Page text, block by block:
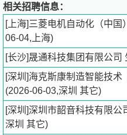
职业发展：参加2023应届
动化，您的发展对我们至关
若能实现追求的目标，就会
挑战更高水平的新任务。如
展工作范围，有助于对社会
习资源平台、成长通道，使
您的起点在哪里，我们都愿
专家、团队领袖。助您不断
报。
相关招聘信息：
[上海]三菱电机自动化（中
06-04,上海)
[长沙]晟通科技集团有限公
[深圳]海克斯康制造智能技术
(2026-06-03,深圳 其它)
[深圳]深圳市韶音科技有限
深圳 其它)